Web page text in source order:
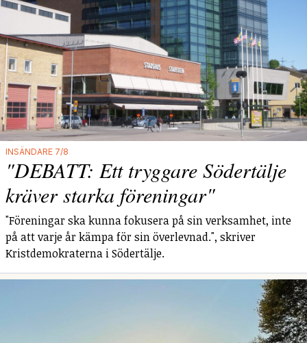
INSÄNDARE 7/8
"DEBATT: Ett tryggare Södertälje
kräver starka föreningar"
"Föreningar ska kunna fokusera på sin verksamhet, inte
på att varje år kämpa för sin överlevnad.", skriver
Kristdemokraterna i Södertälje.